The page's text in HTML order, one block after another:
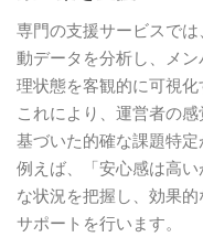
専門の支援サービスで
動データを分析し、メ
理状態を客観的に可視化
これにより、運営者の
基づいた的確な課題特定
例えば、「安心感は高
な状況を把握し、効果
サポートを行います。